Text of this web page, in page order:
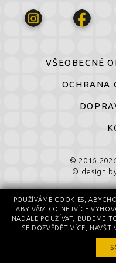
VŠEOBECNÉ
OCHRANA
© 2016-
© design
POUŽÍVÁME COOKIES,
ABY VÁM CO NEJVÍCE
NADÁLE POUŽÍVAT, BUDEME
LI SE DOZVĚDĚT VÍCE,